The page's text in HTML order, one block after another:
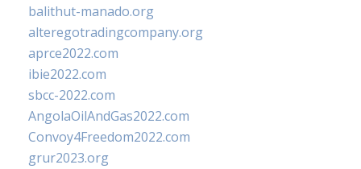
balithut-manado.org
alteregotradingcompany.org
aprce2022.com
ibie2022.com
sbcc-2022.com
AngolaOilAndGas2022.com
Convoy4Freedom2022.com
grur2023.org